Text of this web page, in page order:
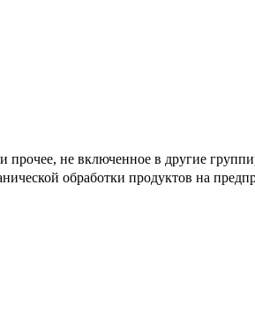
не включенное в другие
обработки продуктов на